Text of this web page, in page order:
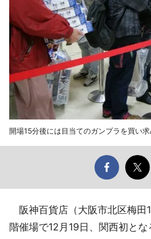
開場15分後には目当てのガンプラを買い
阪神百貨店（大阪市北区梅田
階催場で12月19日、関西初と